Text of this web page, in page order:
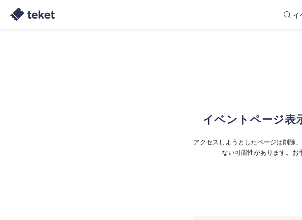
イ
イベントページ表
アクセスしようとしたページは削除
ない可能性があります。お